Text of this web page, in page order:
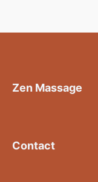
Zen Massage
Contact